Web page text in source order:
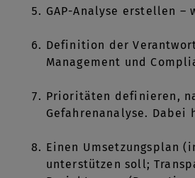
GAP-Analyse erstellen
Definition der
Management und
Prioritäten definieren,
Gefahrenanalyse. Dabei
Einen Umsetzungsplan
unterstützen soll;